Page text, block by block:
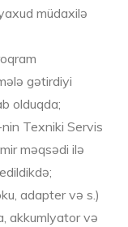
müdaxilə
gətirdiyi
olduqda;
Texniki Servis
məqsədi ilə
adapter və s.)
akkumlyator və